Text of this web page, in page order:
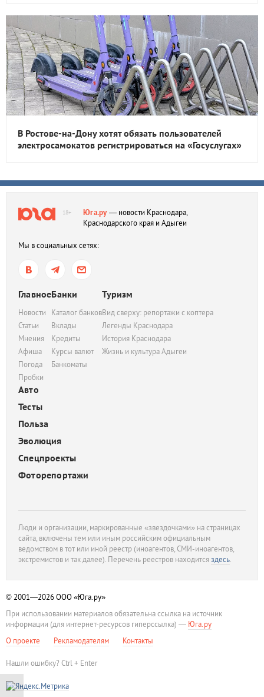
В Ростове-на-Дону хотят обязать пользователей
электросамокатов регистрироваться на «Госуслугах»
18+ Юга.ру— новости Краснодара,
Краснодарского края и Адыгеи
Мы в социальных сетях:
Главное
Новости
Статьи
Мнения
Афиша
Погода
Пробки
Банки
Каталог банков
Вклады
Кредиты
Курсы валют
Банкоматы
Туризм
Вид сверху: репортажи с коптера
Легенды Краснодара
История Краснодара
Жизнь и культура Адыгеи
Авто
Тесты
Польза
Эволюция
Спецпроекты
Фоторепортажи
Люди и организации, маркированные «звездочками» на страницах
сайта, включены тем или иным российским официальным
ведомством в тот или иной реестр (иноагентов, СМИ-иноагентов,
экстремистов и так далее). Перечень реестров находитсяздесь.
© 2001—2026ООО «Юга.ру»
При использовании материалов обязательна ссылка на источник
информации (для интернет-ресурсов гиперссылка) — Юга.ру
О проекте
Рекламодателям Контакты
Нашли ошибку? Ctrl + Enter